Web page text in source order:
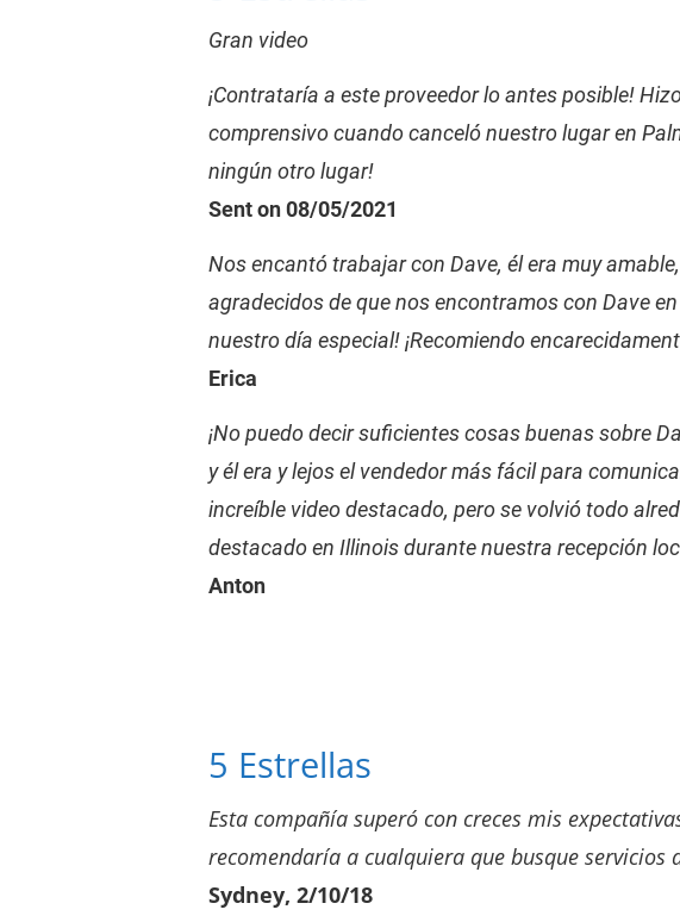
Gran video
¡Contrataría a este proveedor lo antes posible!
comprensivo cuando canceló nuestro lugar en
ningún otro lugar!
Sent on 08/05/2021
Nos encantó trabajar con Dave, él era muy
agradecidos de que nos encontramos con Dave
nuestro día especial! ¡Recomiendo
Erica
¡No puedo decir suficientes cosas buenas sobre
y él era y lejos el vendedor más fácil para
increíble video destacado, pero se volvió todo
destacado en Illinois durante nuestra recepción
Anton
5 Estrellas
Esta compañía superó con creces mis
recomendaría a cualquiera que busque servicios
Sydney, 2/10/18